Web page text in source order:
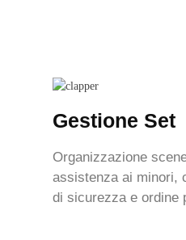
Gestione Set
Organizzazione
assistenza ai minori,
di sicurezza e ordine